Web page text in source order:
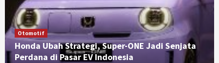
Otomotif
Honda Ubah Strategi, Super-ONE Jadi Senjata
Perdana di Pasar EV Indonesia